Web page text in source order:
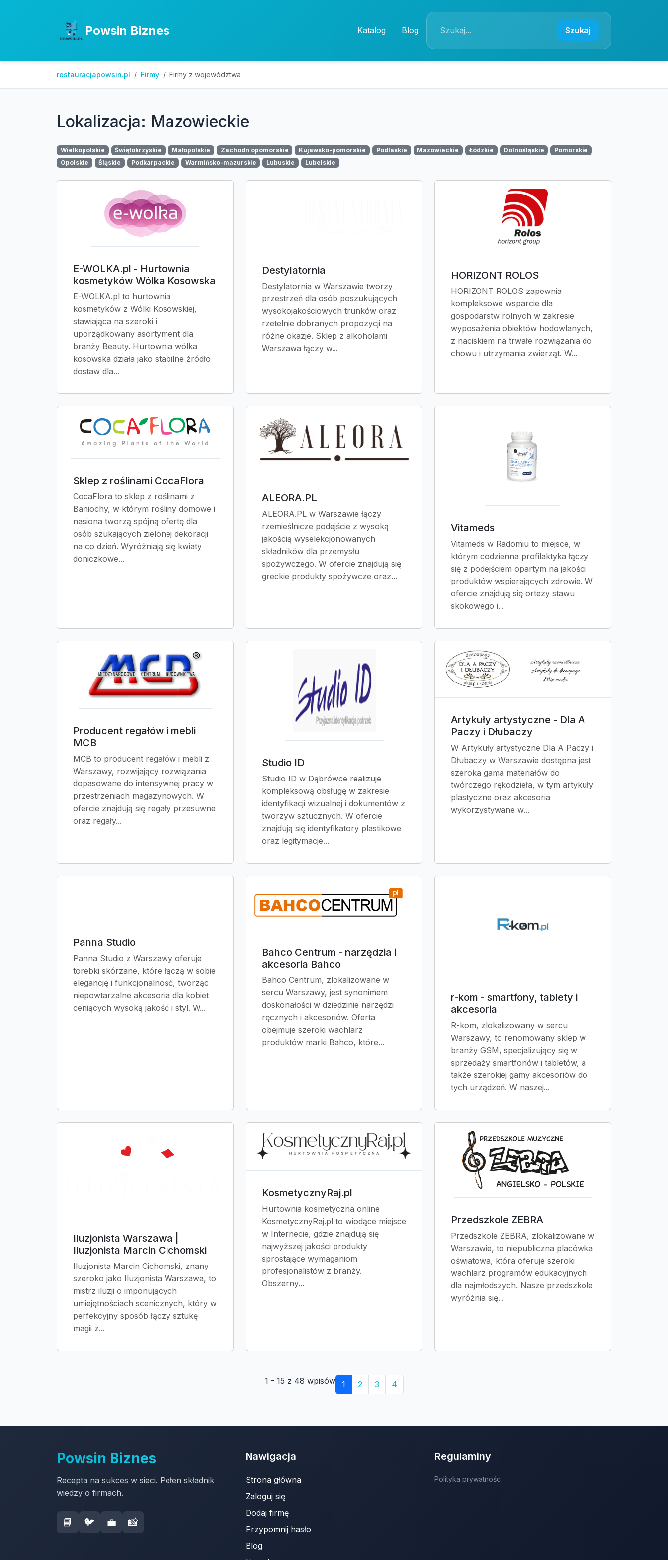
Powsin Biznes Katalog Blog Szukaj
restauracjapowsin.pl Firmy Firmy z województwa
Lokalizacja: Mazowieckie
Wielkopolskie Świętokrzyskie Małopolskie Zachodniopomorskie Kujawsko-pomorskie Podlaskie Mazowieckie Łódzkie Dolnośląskie
Pomorskie
Opolskie
Śląskie Podkarpackie Warmińsko-mazurskie Lubuskie Lubelskie
E-WOLKA.pl - Hurtownia
kosmetyków Wólka Kosowska
E-WOLKA.pl to hurtownia
kosmetyków z Wólki Kosowskiej,
stawiająca na szeroki i
uporządkowany asortyment dla
branży Beauty. Hurtownia wólka
kosowska działa jako stabilne źródło
dostaw dla...
Destylatornia
Destylatornia w Warszawie tworzy
przestrzeń dla osób poszukujących
wysokojakościowych trunków oraz
rzetelnie dobranych propozycji na
różne okazje. Sklep z alkoholami
Warszawa łączy w...
HORIZONT ROLOS
HORIZONT ROLOS zapewnia
kompleksowe wsparcie dla
gospodarstw rolnych w zakresie
wyposażenia obiektów hodowlanych,
z naciskiem na trwałe rozwiązania do
chowu i utrzymania zwierząt. W...
Sklep z roślinami CocaFlora
CocaFlora to sklep z roślinami z
Baniochy, w którym rośliny domowe i
nasiona tworzą spójną ofertę dla
osób szukających zielonej dekoracji
na co dzień. Wyróżniają się kwiaty
doniczkowe...
ALEORA.PL
ALEORA.PL w Warszawie łączy
rzemieślnicze podejście z wysoką
jakością wyselekcjonowanych
składników dla przemysłu
spożywczego. W ofercie znajdują się
greckie produkty spożywcze oraz...
Vitameds
Vitameds w Radomiu to miejsce, w
którym codzienna profilaktyka łączy
się z podejściem opartym na jakości
produktów wspierających zdrowie. W
ofercie znajdują się ortezy stawu
skokowego i...
Producent regałów i mebli
MCB
MCB to producent regałów i mebli z
Warszawy, rozwijający rozwiązania
dopasowane do intensywnej pracy w
przestrzeniach magazynowych. W
ofercie znajdują się regały przesuwne
oraz regały...
Studio ID
Studio ID w Dąbrówce realizuje
kompleksową obsługę w zakresie
identyfikacji wizualnej i dokumentów z
tworzyw sztucznych. W ofercie
znajdują się identyfikatory plastikowe
oraz legitymacje...
Artykuły artystyczne - Dla A
Paczy i Dłubaczy
W Artykuły artystyczne Dla A Paczy i
Dłubaczy w Warszawie dostępna jest
szeroka gama materiałów do
twórczego rękodzieła, w tym artykuły
plastyczne oraz akcesoria
wykorzystywane w...
Panna Studio
Panna Studio z Warszawy oferuje
torebki skórzane, które łączą w sobie
elegancję i funkcjonalność, tworząc
niepowtarzalne akcesoria dla kobiet
ceniących wysoką jakość i styl. W...
Bahco Centrum - narzędzia i
akcesoria Bahco
Bahco Centrum, zlokalizowane w
sercu Warszawy, jest synonimem
doskonałości w dziedzinie narzędzi
ręcznych i akcesoriów. Oferta
obejmuje szeroki wachlarz
produktów marki Bahco, które...
r-kom - smartfony, tablety i
akcesoria
R-kom, zlokalizowany w sercu
Warszawy, to renomowany sklep w
branży GSM, specjalizujący się w
sprzedaży smartfonów i tabletów, a
także szerokiej gamy akcesoriów do
tych urządzeń. W naszej...
Iluzjonista Warszawa |
Iluzjonista Marcin Cichomski
Iluzjonista Marcin Cichomski, znany
szeroko jako Iluzjonista Warszawa, to
mistrz iluzji o imponujących
umiejętnościach scenicznych, który w
perfekcyjny sposób łączy sztukę
magii z...
KosmetycznyRaj.pl
Hurtownia kosmetyczna online
KosmetycznyRaj.pl to wiodące miejsce
w Internecie, gdzie znajdują się
najwyższej jakości produkty
sprostające wymaganiom
profesjonalistów z branży.
Obszerny...
Przedszkole ZEBRA
Przedszkole ZEBRA, zlokalizowane w
Warszawie, to niepubliczna placówka
oświatowa, która oferuje szeroki
wachlarz programów edukacyjnych
dla najmłodszych. Nasze przedszkole
wyróżnia się...
1 - 15 z 48 wpisów 1 2 3 4
Powsin Biznes
Recepta na sukces w sieci. Pełen składnik
wiedzy o firmach.
📘 🐦 💼 📸
Nawigacja
Strona główna
Zaloguj się
Dodaj firmę
Przypomnij hasło
Blog
Regulaminy
Polityka prywatności